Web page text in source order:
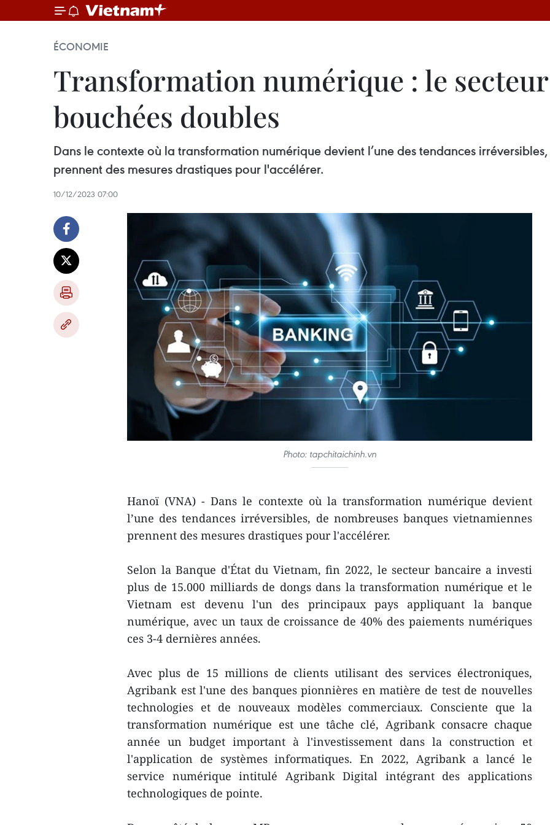
ÉCONOMIE
Transformation numérique : le
bouchées doubles
Dans le contexte où la transformation numérique devient l’une des tendances
prennent des mesures drastiques pour l'accélérer.
10/12/2023 07:00
Photo: tapchitaichinh.vn
Hanoï (VNA) - Dans le contexte où la transformation numérique devient
l’une des tendances irréversibles, de nombreuses banques vietnamiennes
prennent des mesures drastiques pour l'accélérer.
Selon la Banque d'État du Vietnam, fin 2022, le secteur bancaire a investi
plus de 15.000 milliards de dongs dans la transformation numérique et le
Vietnam est devenu l'un des principaux pays appliquant la banque
numérique, avec un taux de croissance de 40% des paiements numériques
ces 3-4 dernières années.
Avec plus de 15 millions de clients utilisant des services électroniques,
Agribank est l'une des banques pionnières en matière de test de nouvelles
technologies et de nouveaux modèles commerciaux. Consciente que la
transformation numérique est une tâche clé, Agribank consacre chaque
année un budget important à l'investissement dans la construction et
l'application de systèmes informatiques. En 2022, Agribank a lancé le
service numérique intitulé Agribank Digital intégrant des applications
technologiques de pointe.